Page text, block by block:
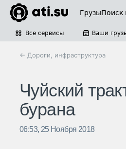
ГрузыПоиск
Все сервисы Ваши
← Дороги, инфраструктура
Чуйский
бурана
06:53, 25 Ноября 2018